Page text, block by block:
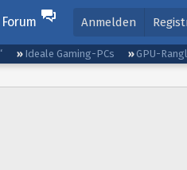
Forum Anmelden
Ideale Gaming-PCs GPU-